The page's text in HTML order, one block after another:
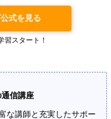
式を見る
習スタート！
信講座
な講師と充実したサポー